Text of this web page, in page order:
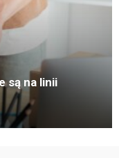
są na linii